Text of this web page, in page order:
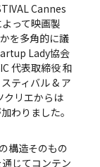
Cannes
って映画製
を多角的に議
Lady協会
代表取締役 和
ティバル & ア
クリエからは
わりました。
構造そのもの
じてコンテン